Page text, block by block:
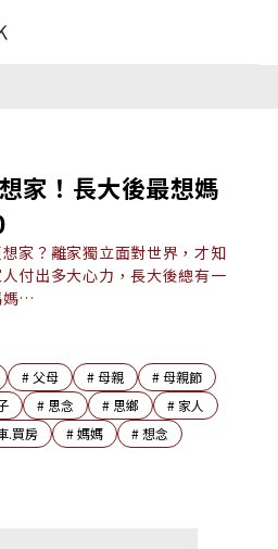
家！長大後最想媽
家？離家獨立面對世界，才知
付出多大心力，長大後總有一
媽…
# 父母 #母親 #母親節
# 思念 # 思鄉 # 家人
.買房 #媽媽 #想念